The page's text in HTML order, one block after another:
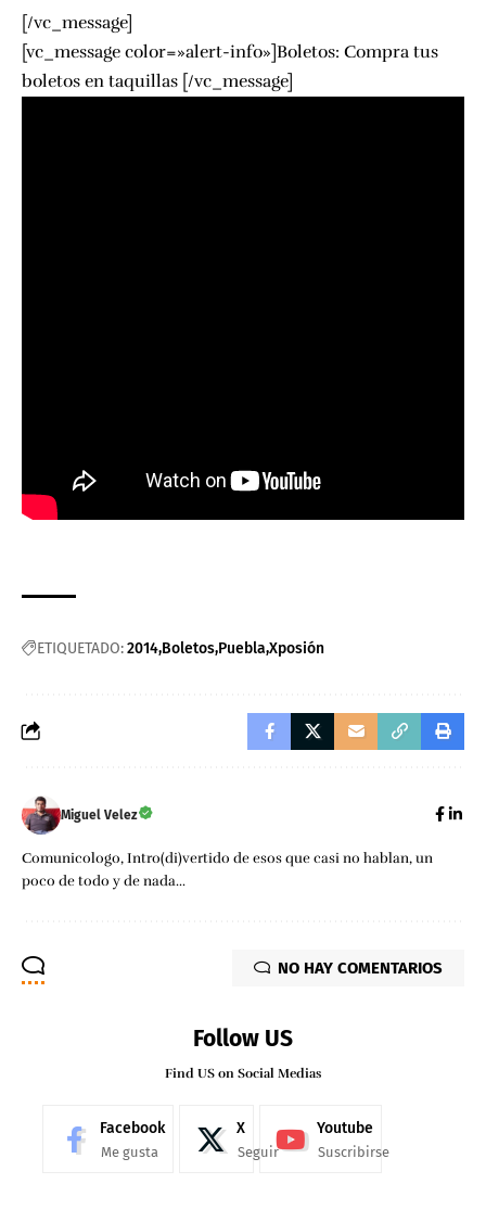
[/vc_message]
[vc_message color=»alert-info»]Boletos: Compra tus
boletos en taquillas [/vc_message]
ETIQUETADO:2014 Boletos Puebla Xposión
Miguel Velez
Comunicologo, Intro(di)vertido de esos que casi no hablan, un
poco de todo y de nada...
NO HAY COMENTARIOS
Follow US
Find US on Social Medias
Facebook
Me gusta
X
Seguir
Youtube
Suscribirse